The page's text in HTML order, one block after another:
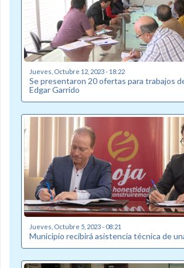
Jueves, Octubre 12, 2023 - 18:22
Se presentaron 20 ofertas para trabajos
Edgar Garrido
Jueves, Octubre 5, 2023 - 08:21
Municipio recibirá asistencia técnica de